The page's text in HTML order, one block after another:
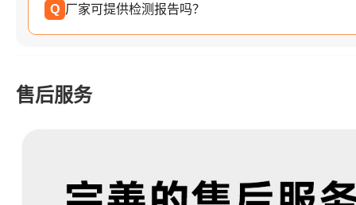
Q 厂家可提供检测报告吗？
售后服务